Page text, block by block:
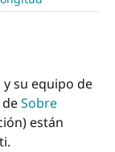
y su equipo de
Sobre
están